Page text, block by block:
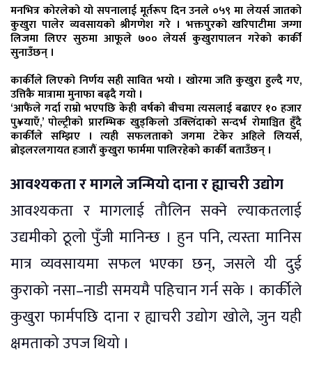
मनभित्र कोरलेको यो सपनालाई मूर्तरूप दिन उनले ०५९ मा लेयर्स जातको
कुखुरा पालेर व्यवसायको श्रीगणेश गरे । भक्तपुरको खरिपाटीमा जग्गा
लिजमा लिएर सुरुमा आफूले ७०० लेयर्स कुखुरापालन गरेको कार्की
सुनाउँछन् ।
कार्कीले लिएको निर्णय सही सावित भयो । खोरमा जति कुखुरा हुल्दै गए,
उत्तिकै मात्रामा मुनाफा बढ्दै गयो ।
‘आफैंले गर्दा राम्रो भएपछि केही वर्षको बीचमा त्यसलाई बढाएर १० हजार
पु¥याएँ,’ पोल्ट्रीको प्रारम्भिक खुड्किलो उक्लिँदाको सन्दर्भ रोमाञ्चित हुँदै
कार्कीले सम्झिए । त्यही सफलताको जगमा टेकेर अहिले लियर्स,
ब्रोइलरलगायत हजारौं कुखुरा फार्ममा पालिरहेको कार्की बताउँछन् ।
आवश्यकता र मागले जन्मियो दाना र ह्याचरी उद्योग
आवश्यकता र मागलाई तौलिन सक्ने ल्याकतलाई
उद्यमीको ठूलो पुँजी मानिन्छ । हुन पनि, त्यस्ता मानिस
मात्र व्यवसायमा सफल भएका छन्, जसले यी दुई
कुराको नसा–नाडी समयमै पहिचान गर्न सके । कार्कीले
कुखुरा फार्मपछि दाना र ह्याचरी उद्योग खोले, जुन यही
क्षमताको उपज थियो ।